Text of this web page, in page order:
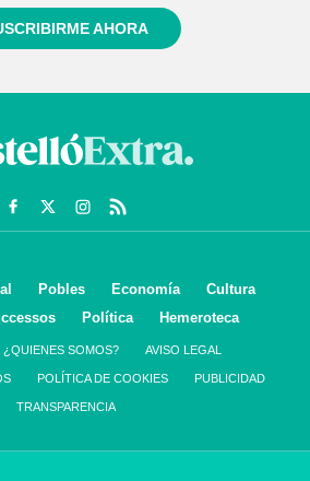
AHORA
Pobles Economía
Cultura
Política Hemeroteca
¿QUIENES SOMOS? AVISO LEGAL
POLÍTICA DE COOKIES PUBLICIDAD
TRANSPARENCIA